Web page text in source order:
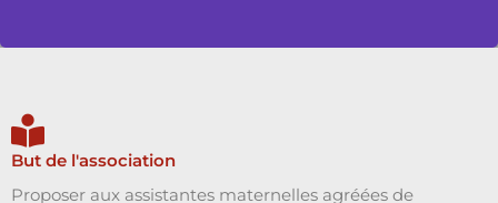
But de l'association
Proposer aux assistantes maternelles agréées de